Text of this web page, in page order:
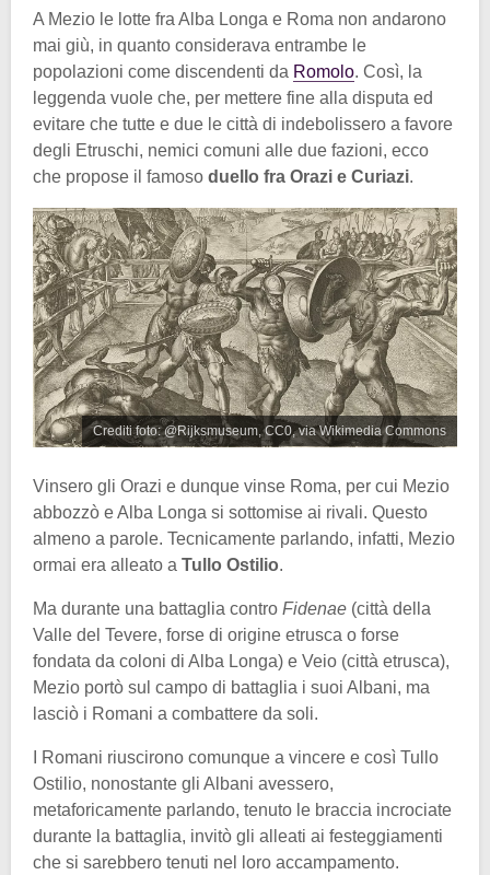
A Mezio le lotte fra Alba Longa e Roma non andarono
mai giù, in quanto considerava entrambe le
popolazioni come discendenti da Romolo. Così, la
leggenda vuole che, per mettere fine alla disputa ed
evitare che tutte e due le città di indebolissero a favore
degli Etruschi, nemici comuni alle due fazioni, ecco
che propose il famoso duello fra Orazi e Curiazi.
Crediti foto: @Rijksmuseum, CC0, via Wikimedia Commons
Vinsero gli Orazi e dunque vinse Roma, per cui Mezio
abbozzò e Alba Longa si sottomise ai rivali. Questo
almeno a parole. Tecnicamente parlando, infatti, Mezio
ormai era alleato a Tullo Ostilio.
Ma durante una battaglia contro Fidenae (città della
Valle del Tevere, forse di origine etrusca o forse
fondata da coloni di Alba Longa) e Veio (città etrusca),
Mezio portò sul campo di battaglia i suoi Albani, ma
lasciò i Romani a combattere da soli.
I Romani riuscirono comunque a vincere e così Tullo
Ostilio, nonostante gli Albani avessero,
metaforicamente parlando, tenuto le braccia incrociate
durante la battaglia, invitò gli alleati ai festeggiamenti
che si sarebbero tenuti nel loro accampamento.